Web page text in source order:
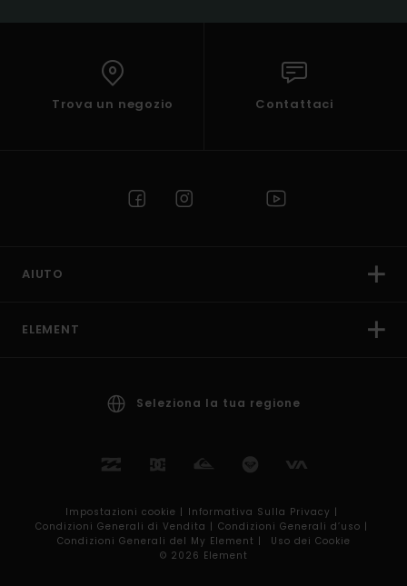
Trova un negozio Contattaci
AIUTO
ELEMENT
Seleziona la tua regione
Impostazioni cookie | Informativa Sulla Privacy |
Condizioni Generali di Vendita | Condizioni Generali d’uso |
Condizioni Generali del My Element |
Uso dei Cookie
© 2026 Element